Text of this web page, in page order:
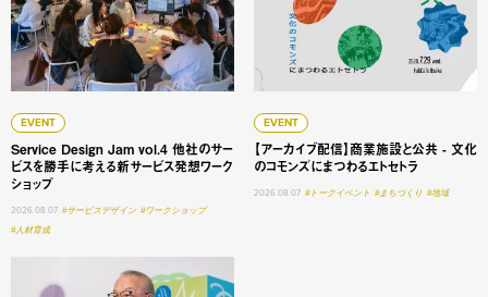
EVENT
Service Design Jam vol.4 他社のサー
ビスを勝手に考える新サービス発想ワーク
ショップ
2026.08.07 #サービスデザイン #ワークショップ
#人材育成
EVENT
【アーカイブ配信】商業施設と公共 - 文化
のコモンズにまつわるエトセトラ
2026.08.07 #トークイベント #まちづくり #地域
大学変革 #1 明星学苑 理事長 謳歌する学びの未来 ──「み